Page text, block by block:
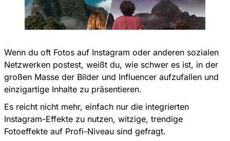
Wenn du oft Fotos auf Instagram oder anderen sozialen
Netzwerken postest, weißt du, wie schwer es ist, in der
großen Masse der Bilder und Influencer aufzufallen und
einzigartige Inhalte zu präsentieren.
Es reicht nicht mehr, einfach nur die integrierten
Instagram-Effekte zu nutzen, witzige, trendige
Fotoeffekte auf Profi-Niveau sind gefragt.